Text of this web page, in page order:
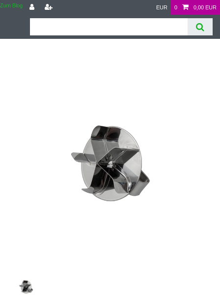
Zum Blog EUR 0 0,00 EUR